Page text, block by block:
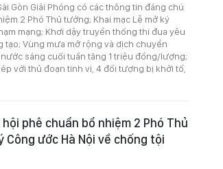
Gòn Giải Phóng có các thông tin đáng chú
2 Phó Thủ tướng; Khai mạc Lễ mở ký
mạng; Khơi dậy truyền thống thi đua yêu
tạo; Vùng mưa mở rộng và dịch chuyển
sáng cuối tuần tăng 1 triệu đồng/lượng;
với thủ đoạn tinh vi, 4 đối tượng bị khởi tố,
phê chuẩn bổ nhiệm 2 Phó Thủ
Công ước Hà Nội về chống tội